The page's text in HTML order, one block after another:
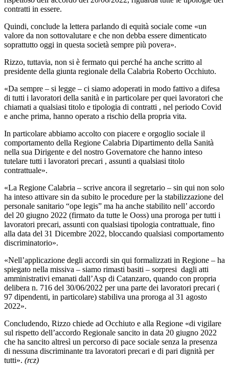
contratti in essere.
Quindi, conclude la lettera parlando di equità sociale come «un
valore da non sottovalutare e che non debba essere dimenticato
soprattutto oggi in questa società sempre più povera».
Rizzo, tuttavia, non si è fermato qui perché ha anche scritto al
presidente della giunta regionale della Calabria Roberto Occhiuto.
«Da sempre – si legge – ci siamo adoperati in modo fattivo a difesa
di tutti i lavoratori della sanità e in particolare per quei lavoratori che
chiamati a qualsiasi titolo e tipologia di contratti , nel periodo Covid
e anche prima, hanno operato a rischio della propria vita.
In particolare abbiamo accolto con piacere e orgoglio sociale il
comportamento della Regione Calabria Dipartimento della Sanità
nella sua Dirigente e del nostro Governatore che hanno inteso
tutelare tutti i lavoratori precari , assunti a qualsiasi titolo
contrattuale».
«La Regione Calabria – scrive ancora il segretario – sin qui non solo
ha inteso attivare sin da subito le procedure per la stabilizzazione del
personale sanitario “ope legis” ma ha anche stabilito nell’ accordo
del 20 giugno 2022 (firmato da tutte le Ooss) una proroga per tutti i
lavoratori precari, assunti con qualsiasi tipologia contrattuale, fino
alla data del 31 Dicembre 2022, bloccando qualsiasi comportamento
discriminatorio».
«Nell’applicazione degli accordi sin qui formalizzati in Regione – ha
spiegato nella missiva – siamo rimasti basiti – sorpresi dagli atti
amministrativi emanati dall’Asp di Catanzaro, quando con propria
delibera n. 716 del 30/06/2022 per una parte dei lavoratori precari (
97 dipendenti, in particolare) stabiliva una proroga al 31 agosto
2022».
Concludendo, Rizzo chiede ad Occhiuto e alla Regione «di vigilare
sul rispetto dell’accordo Regionale sancito in data 20 giugno 2022
che ha sancito altresì un percorso di pace sociale senza la presenza
di nessuna discriminante tra lavoratori precari e di pari dignità per
tutti». (rcz)